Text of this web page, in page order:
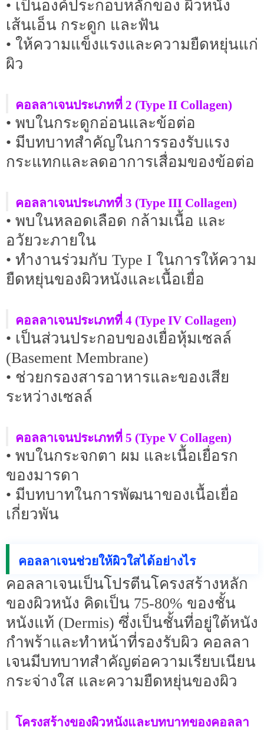
• เป็นองค์ประกอบหลักของ ผิวหนัง
เส้นเอ็น กระดูก และฟัน
• ให้ความแข็งแรงและความยืดหยุ่นแก่
ผิว
คอลลาเจนประเภทที่ 2 (Type II Collagen)
• พบในกระดูกอ่อนและข้อต่อ
• มีบทบาทสำคัญในการรองรับแรง
กระแทกและลดอาการเสื่อมของข้อต่อ
คอลลาเจนประเภทที่ 3 (Type III Collagen)
• พบในหลอดเลือด กล้ามเนื้อ และ
อวัยวะภายใน
• ทำงานร่วมกับ Type I ในการให้ความ
ยืดหยุ่นของผิวหนังและเนื้อเยื่อ
คอลลาเจนประเภทที่ 4 (Type IV Collagen)
• เป็นส่วนประกอบของเยื่อหุ้มเซลล์
(Basement Membrane)
• ช่วยกรองสารอาหารและของเสีย
ระหว่างเซลล์
คอลลาเจนประเภทที่ 5 (Type V Collagen)
• พบในกระจกตา ผม และเนื้อเยื่อรก
ของมารดา
• มีบทบาทในการพัฒนาของเนื้อเยื่อ
เกี่ยวพัน
คอลลาเจนช่วยให้ผิวใสได้อย่างไร
คอลลาเจนเป็นโปรตีนโครงสร้างหลัก
ของผิวหนัง คิดเป็น 75-80% ของชั้น
หนังแท้ (Dermis) ซึ่งเป็นชั้นที่อยู่ใต้หนัง
กำพร้าและทำหน้าที่รองรับผิว คอลลา
เจนมีบทบาทสำคัญต่อความเรียบเนียน
กระจ่างใส และความยืดหยุ่นของผิว
โครงสร้างของผิวหนังและบทบาทของคอลลา